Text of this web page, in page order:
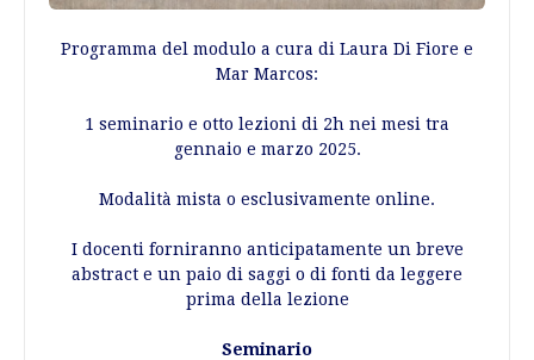
Programma del modulo a cura di Laura Di Fiore e
Mar Marcos:
1 seminario e otto lezioni di 2h nei mesi tra
gennaio e marzo 2025.
Modalità mista o esclusivamente online.
I docenti forniranno anticipatamente un breve
abstract e un paio di saggi o di fonti da leggere
prima della lezione
Seminario